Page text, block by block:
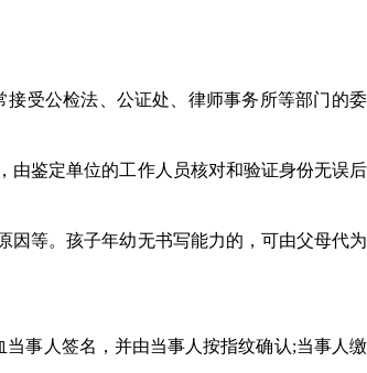
受公检法、公证处、律师事务所等部门的
鉴定单位的工作人员核对和验证身份无误后
因等。孩子年幼无书写能力的，可由父母代
事人签名，并由当事人按指纹确认;当事人